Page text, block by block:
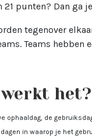
punten? Dan ga
tegenover
Teams
ophaaldag, de
in waarop je het